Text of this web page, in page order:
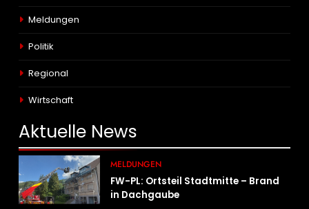
Meldungen
Politik
Regional
Wirtschaft
Aktuelle News
MELDUNGEN
FW-PL: Ortsteil Stadtmitte – Brand
in Dachgaube